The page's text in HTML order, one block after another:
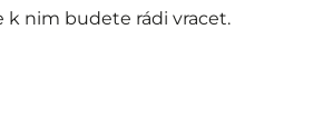
k nim budete rádi vracet.